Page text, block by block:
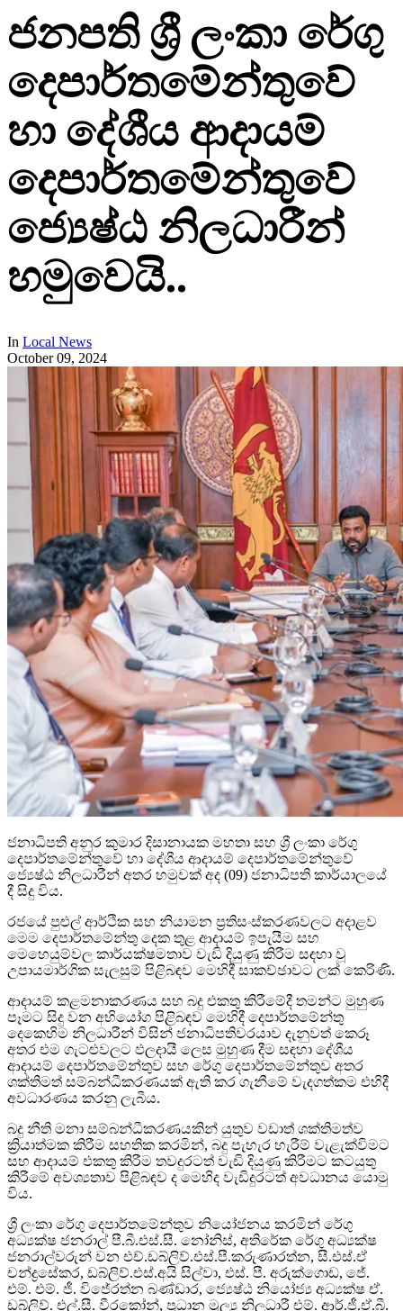
ජනපති ශ්‍රී ලංකා රේගු
දෙපාර්තමේන්තුවේ
හා දේශීය ආදායම්
දෙපාර්තමේන්තුවේ
ජ්‍යෙෂ්ඨ නිලධාරීන්
හමුවෙයි..
In Local News
October 09, 2024
ජනාධිපති අනුර කුමාර දිසානායක මහතා සහ ශ්‍රී ලංකා රේගු
දෙපාර්තමේන්තුවේ හා දේශීය ආදායම් දෙපාර්තමේන්තුවේ
ජ්‍යෙෂ්ඨ නිලධාරීන් අතර හමුවක් අද (09) ජනාධිපති කාර්යාලයේ
දී සිදු විය.
රජයේ පුළුල් ආර්ථික සහ නියාමන ප්‍රතිසංස්කරණවලට අදාළව
මෙම දෙපාර්තමේන්තු දෙක තුළ ආදායම් ඉපැයීම සහ
මෙහෙයුම්වල කාර්යක්ෂමතාව වැඩි දියුණු කිරීම සඳහා වූ
උපායමාර්ගික සැලසුම් පිළිබඳව මෙහිදී සාකච්ඡාවට ලක් කෙරිණි.
ආදායම් කළමනාකරණය සහ බදු එකතු කිරීමේදී තමන්ට මුහුණ
පෑමට සිදු වන අභියෝග පිළිබඳව මෙහිදී දෙපාර්තමේන්තු
දෙකෙහිම නිලධාරීන් විසින් ජනාධිපතිවරයාව දැනුවත් කෙරූ
අතර එම ගැටළුවලට ඵලදායී ලෙස මුහුණ දීම සඳහා දේශීය
ආදායම් දෙපාර්තමේන්තුව සහ රේගු දෙපාර්තමේන්තුව අතර
ශක්තිමත් සම්බන්ධීකරණයක් ඇති කර ගැනීමේ වැදගත්කම එහිදී
අවධාරණය කරනු ලැබීය.
බදු නීති මනා සම්බන්ධීකරණයකින් යුතුව වඩාත් ශක්තිමත්ව
ක්‍රියාත්මක කිරීම සහතික කරමින්, බදු පැහැර හැරීම් වැළැක්විමට
සහ ආදායම් එකතු කිරීම තවදුරටත් වැඩි දියුණු කිරීමට කටයුතු
කිරීමේ අවශ්‍යතාව පිළිබඳව ද මෙහිද වැඩිදුරටත් අවධානය යොමු
විය.
ශ්‍රී ලංකා රේගු දෙපාර්තමේන්තුව නියෝජනය කරමින් රේගු
අධ්‍යක්ෂ ජනරාල් පී.බී.එස්.සී. නෝනිස්, අතිරේක රේගු අධ්‍යක්ෂ
ජනරාල්වරුන් වන එච්.ඩබ්ලිව්.එස්.පී.කරුණාරත්න, සී.එස්.ඒ
චන්ද්‍රසේකර, ඩබ්ලිව්.එස්.අයි සිල්වා, එස්. පී. අරුක්ගොඩ, ජේ.
එම්. එම්. ජී. විජේරත්න බණ්ඩාර, ජ්‍යෙෂ්ඨ නියෝජ්‍ය අධ්‍යක්ෂ ඒ.
ඩබ්ලිව්. එල්.සී. වීරකෝන්, ප්‍රධාන මූල්‍ය නිලධාරී එම්. ආර්.ජී.ඒ.බී.